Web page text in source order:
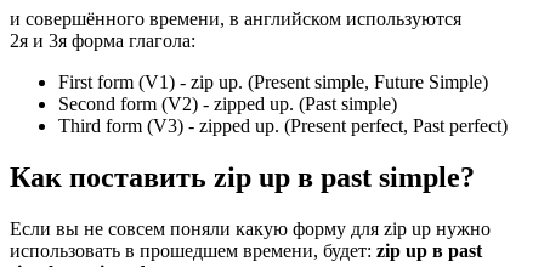
и совершённого времени, в английском используются
2я и 3я форма глагола:
First form (V1) - zip up. (Present simple, Future Simple)
Second form (V2) - zipped up. (Past simple)
Third form (V3) - zipped up. (Present perfect, Past perfect)
Как поставить zip up в past simple?
Если вы не совсем поняли какую форму для zip up нужно
использовать в прошедшем времени, будет: zip up в past